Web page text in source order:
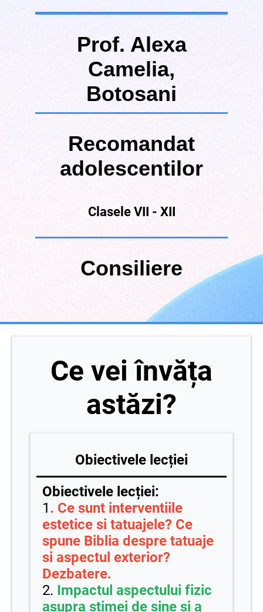
Prof. Alexa
Camelia,
Botosani
Recomandat
adolescentilor
Clasele VII - XII
Consiliere
Ce vei învăța
astăzi?
Obiectivele lecției
Obiectivele lecției:
1. Ce sunt interventiile
estetice si tatuajele? Ce
spune Biblia despre tatuaje
si aspectul exterior?
Dezbatere.
2. Impactul aspectului fizic
asupra stimei de sine si a